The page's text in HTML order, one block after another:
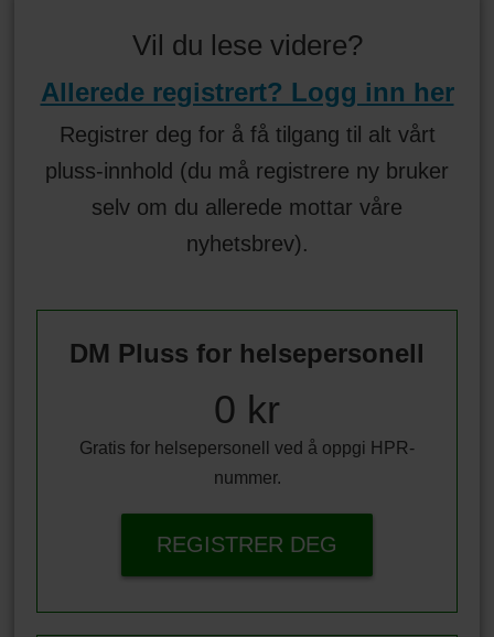
Vil du lese videre?
Allerede registrert? Logg inn her
Registrer deg for å få tilgang til alt vårt
pluss-innhold (du må registrere ny bruker
selv om du allerede mottar våre
nyhetsbrev).
DM Pluss for helsepersonell
0 kr
Gratis for helsepersonell ved å oppgi HPR-
nummer.
REGISTRER DEG